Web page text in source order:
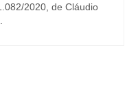
2020, de Cláudio